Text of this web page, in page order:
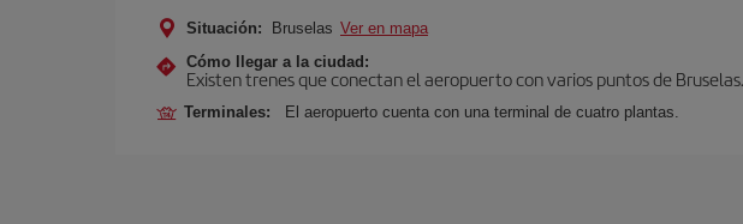
Situación: Bruselas Ver en mapa
Cómo llegar a la ciudad:
Existen trenes que conectan el aeropuerto con varios puntos de
Terminales: El aeropuerto cuenta con una terminal de cuatro plantas.